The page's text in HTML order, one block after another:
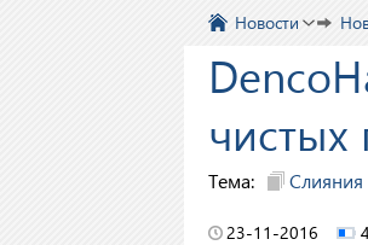
Новости
Тема:
23-11-2016